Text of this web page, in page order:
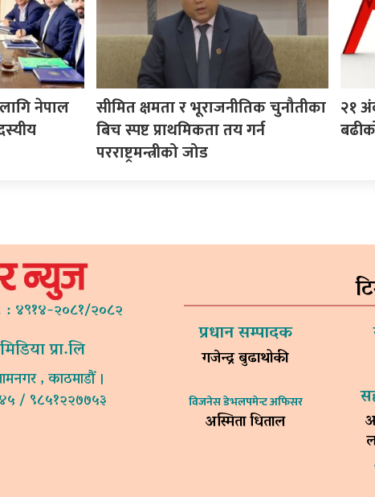
नेपाल
सीमित क्षमता र भूराजनीतिक चुनौतीका
बिच स्पष्ट प्राथमिकता तय गर्न
परराष्ट्रमन्त्रीको जोड
२१
: ४९१४-२०८१/२०८२
प्रा.लि
, काठमाडौं ।
/ ९८५१२२७७५३
प्रधान सम्पादक
गजेन्द्र बुढाथोकी
विजनेस डेभलपमेन्ट अफिसर
अस्मिता धिताल